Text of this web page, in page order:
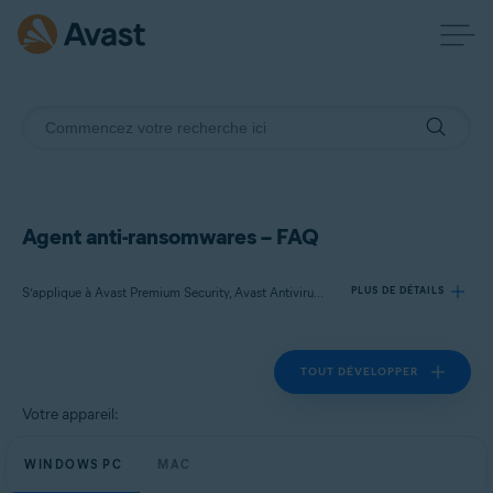
Agent anti-ransomwares – FAQ
S’applique à Avast Premium Security, Avast Antivirus Gratuit PLUS DE DÉTAILS
Avast Premium Security
Avast Antivirus Gratuit
Systèmes d'exploitation:
TOUT DÉVELOPPER
Votre appareil:
WINDOWS PC MAC